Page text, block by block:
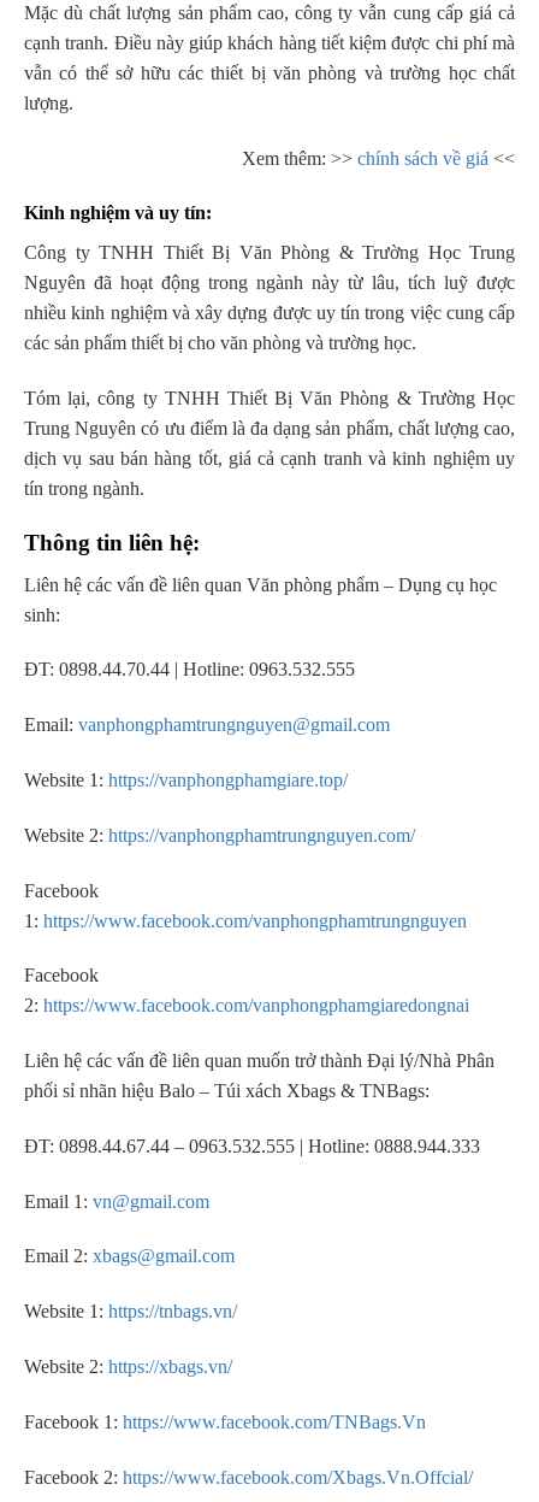
Mặc dù chất lượng sản phẩm cao, công ty vẫn cung cấp giá cả
cạnh tranh. Điều này giúp khách hàngtiết kiệm được chi phí mà
vẫn có thể sở hữu các thiết bị văn phòng và trường học chất
lượng.
Xem thêm: >> chính sách về giá <<
Kinh nghiệm và uy tín:
Công ty TNHH Thiết Bị Văn Phòng & Trường Học Trung
Nguyên đã hoạt động trong ngành này từ lâu, tích luỹ được
nhiều kinh nghiệm và xây dựng được uy tín trong việc cung cấp
các sản phẩm thiết bị cho văn phòng và trường học.
Tóm lại, công ty TNHH Thiết Bị Văn Phòng & Trường Học
Trung Nguyên có ưu điểm là đa dạng sản phẩm, chất lượng cao,
dịch vụ sau bán hàng tốt, giá cả cạnh tranh và kinh nghiệm uy
tín trong ngành.
Thông tin liên hệ:
Liên hệ các vấn đề liên quan Văn phòng phẩm – Dụng cụ học
sinh:
ĐT: 0898.44.70.44 | Hotline: 0963.532.555
Email: vanphongphamtrungnguyen@gmail.com
Website 1: https://vanphongphamgiare.top/
Website 2: https://vanphongphamtrungnguyen.com/
Facebook
1: https://www.facebook.com/vanphongphamtrungnguyen
Facebook
2: https://www.facebook.com/vanphongphamgiaredongnai
Liên hệ các vấn đề liên quan muốn trở thành Đại lý/Nhà Phân
phối sỉ nhãn hiệu Balo – Túi xách Xbags & TNBags:
ĐT: 0898.44.67.44 – 0963.532.555 | Hotline: 0888.944.333
Email 1: vn@gmail.com
Email 2: xbags@gmail.com
Website 1: https://tnbags.vn/
Website 2: https://xbags.vn/
Facebook 1: https://www.facebook.com/TNBags.Vn
Facebook 2: https://www.facebook.com/Xbags.Vn.Offcial/